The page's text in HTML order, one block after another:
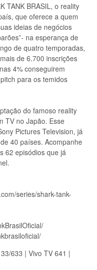
TANK BRASIL, o reality
que oferece a quem
ideias de negócios
na esperança de
de quatro temporadas,
de 6.700 inscrições
4% conseguirem
para os temidos
do famoso reality
TV no Japão. Esse
Pictures Television, já
40 países. Acompanhe
62 episódios que já
series/shark-tank-
633 | Vivo TV 641 |